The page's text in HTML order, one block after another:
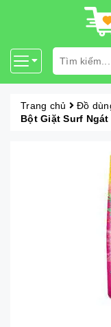
Trang chủ
Đồ
Bột Giặt Surf